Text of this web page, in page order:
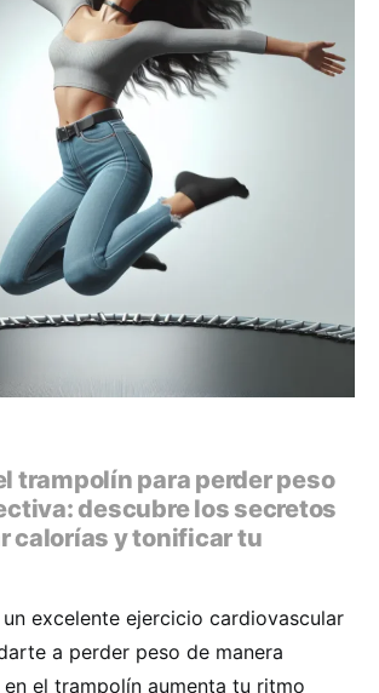
trampolín para perder peso
descubre los secretos
calorías y tonificar tu
excelente ejercicio cardiovascular
a perder peso de manera
el trampolín aumenta tu ritmo